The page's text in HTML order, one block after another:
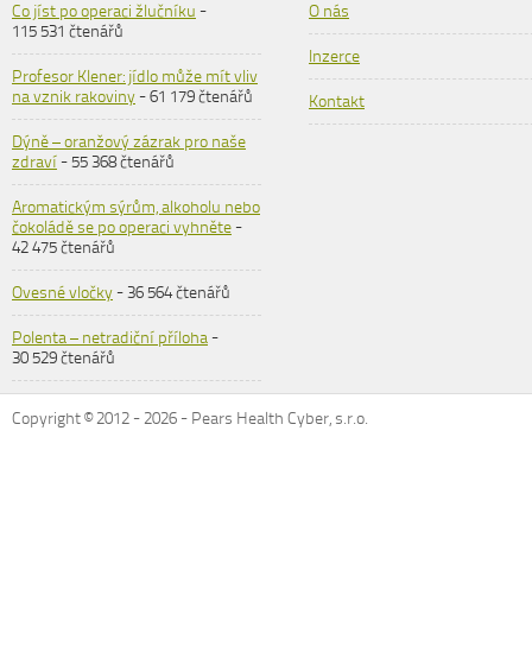
Co jíst po operaci žlučníku -
115 531 čtenářů
Profesor Klener: jídlo může mít vliv
na vznik rakoviny- 61 179 čtenářů
Dýně – oranžový zázrak pro naše
zdraví- 55 368 čtenářů
Aromatickým sýrům, alkoholu nebo
čokoládě se po operaci vyhněte-
42 475 čtenářů
Ovesné vločky- 36 564 čtenářů
Polenta – netradiční příloha-
30 529 čtenářů
O nás
Inzerce
Kontakt
Copyright © 2012 -2026 - Pears Health Cyber, s.r.o.